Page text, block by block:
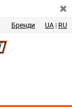
Бренди UA | RU